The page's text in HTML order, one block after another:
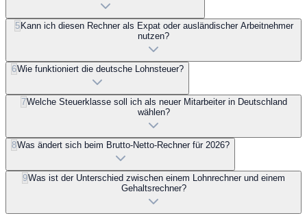
5Kann ich diesen Rechner als Expat oder ausländischer Arbeitnehmer
nutzen?
6Wie funktioniert die deutsche Lohnsteuer?
7Welche Steuerklasse soll ich als neuer Mitarbeiter in Deutschland
wählen?
8Was ändert sich beim Brutto-Netto-Rechner für 2026?
9Was ist der Unterschied zwischen einem Lohnrechner und einem
Gehaltsrechner?